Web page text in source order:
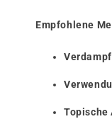
Empfohlene
Topische